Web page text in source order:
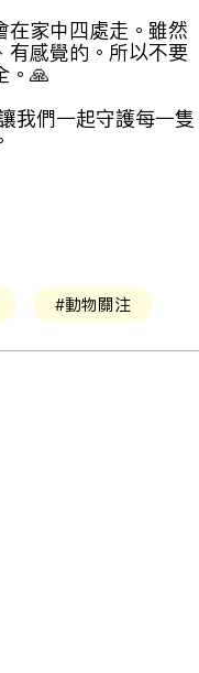
家中四處走。 雖然
有感覺的。所以不要
。🙏
我們一起守護每一隻
#動物關注